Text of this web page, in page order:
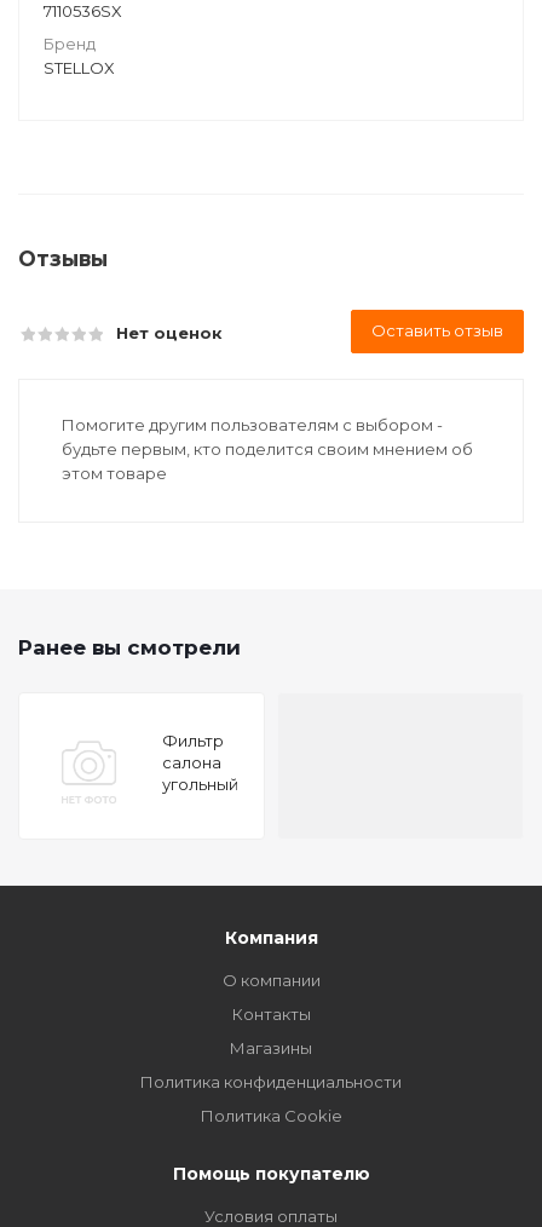
7110536SX
Бренд
STELLOX
Отзывы
Нет оценок Оставить отзыв
Помогите другим пользователям с выбором -
будьте первым, кто поделится своим мнением об
этом товаре
Ранее вы смотрели
Фильтр
салона
угольный
Компания
О компании
Контакты
Магазины
Политика конфиденциальности
Политика Cookie
Помощь покупателю
Условия оплаты